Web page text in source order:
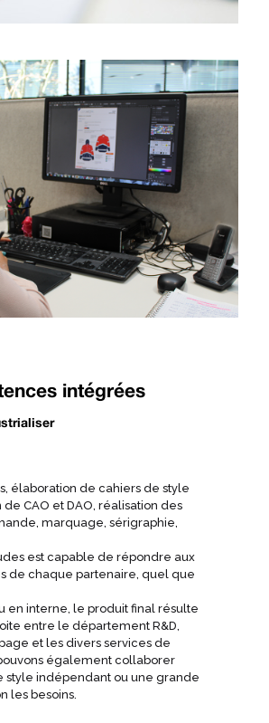
intégrées
élaboration de cahiers de style
CAO et DAO, réalisation des
marquage, sérigraphie,
est capable de répondre aux
de chaque partenaire, quel que
en interne, le produit final résulte
entre le département R&D,
et les divers services de
également collaborer
style indépendant ou une grande
les besoins.